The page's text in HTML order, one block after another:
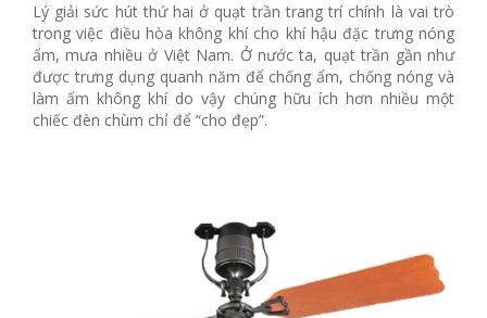
Lý giải sức hút thứ hai ở quạt trần trang trí chính là vai trò
trong việc điều hòa không khí cho khí hậu đặc trưng nóng
ẩm, mưa nhiều ở Việt Nam. Ở nước ta, quạt trần gần như
được trưng dụng quanh năm để chống ẩm, chống nóng và
làm ấm không khí do vậy chúng hữu ích hơn nhiều một
chiếc đèn chùm chỉ để “cho đẹp”.